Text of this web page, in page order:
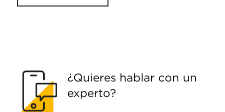
¿Quieres hablar con un
experto?